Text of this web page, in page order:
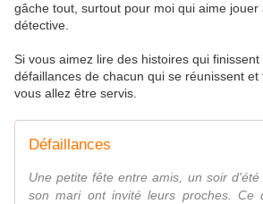
gâche tout, surtout pour moi qui aime jouer
détective.
Si vous aimez lire des histoires qui
défaillances de chacun qui se réunissent et
vous allez être servis.
Défaillances
Une petite fête entre amis, un soir
son mari ont invité leurs proches. Ce